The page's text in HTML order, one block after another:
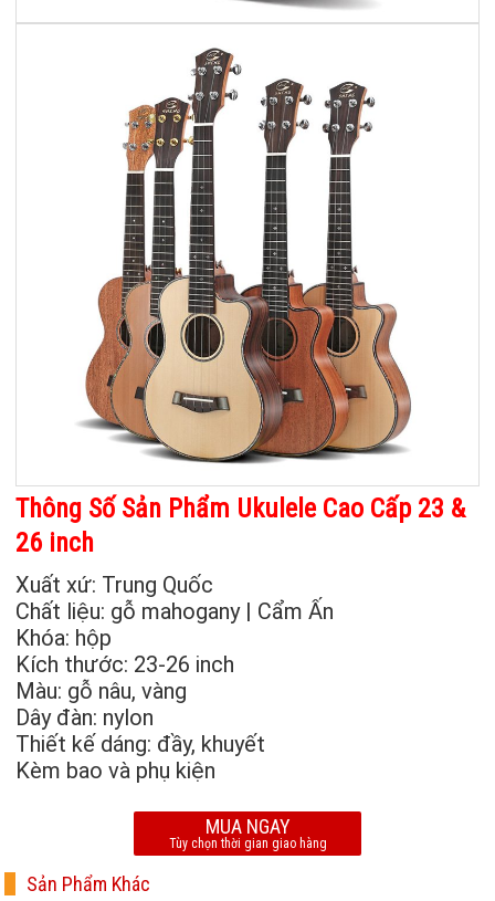
Thông Số Sản Phẩm Ukulele Cao Cấp 23 &
26 inch
Xuất xứ: Trung Quốc
Chất liệu: gỗ mahogany | Cẩm Ấn
Khóa: hộp
Kích thước: 23-26 inch
Màu: gỗ nâu, vàng
Dây đàn: nylon
Thiết kế dáng: đầy, khuyết
Kèm bao và phụ kiện
MUA NGAY
Tùy chọn thời gian giao hàng
Sản Phẩm Khác